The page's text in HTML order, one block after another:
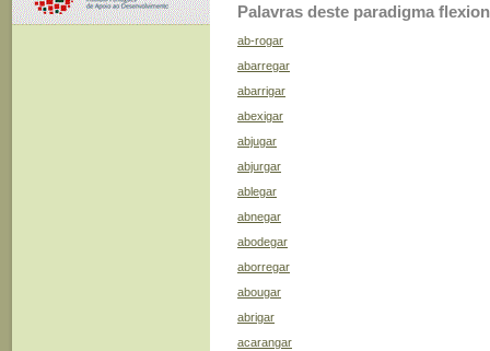
Palavras deste paradigma
ab-rogar
abarregar
abarrigar
abexigar
abjugar
abjurgar
ablegar
abnegar
abodegar
aborregar
abougar
abrigar
acarangar